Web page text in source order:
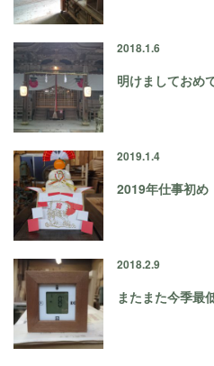
2018.1.6
明けましておめ
2019.1.4
2019年仕事初め
2018.2.9
またまた今季最